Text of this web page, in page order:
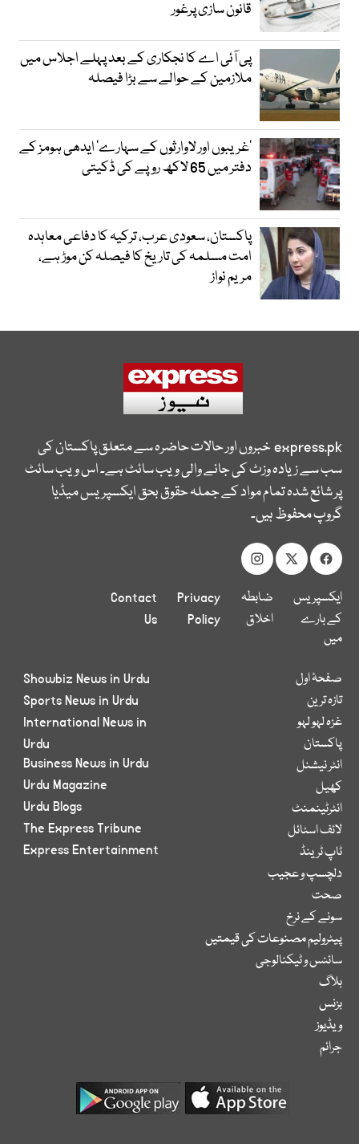
قانون سازی پرغور
پی آئی اے کا نجکاری کے بعد پہلے اجلاس میں
ملازمین کے حوالے سے بڑا فیصلہ
’غریبوں اور لاوارثوں کے سہارے‘ ایدھی ہومز کے
دفتر میں 65 لاکھ روپے کی ڈکیتی
پاکستان، سعودی عرب، ترکیہ کا دفاعی معاہدہ
امت مسلمہ کی تاریخ کا فیصلہ کن موڑ ہے،
مریم نواز
express.pkخبروں اور حالات حاضرہ سے متعلق پاکستان کی
سب سے زیادہ وزٹ کی جانے والی ویب سائٹ ہے۔ اس ویب سائٹ
پر شائع شدہ تمام مواد کے جملہ حقوق بحق ایکسپریس میڈیا
گروپ محفوظ ہیں۔
ایکسپریس
کے بارے
میں
ضابطہ
اخلاق
Privacy
Policy
Contact
Us
صفحۂ اول
تازہ ترین
غزہ لہو لہو
پاکستان
انٹر نیشنل
کھیل
انٹرٹینمنٹ
لائف اسٹائل
ٹاپ ٹرینڈ
دلچسپ و عجیب
صحت
سونے کے نرخ
پیٹرولیم مصنوعات کی قیمتیں
سائنس و ٹیکنالوجی
بلاگ
بزنس
ویڈیوز
جرائم
Showbiz News in Urdu
Sports News in Urdu
International News in
Urdu
Business News in Urdu
Urdu Magazine
Urdu Blogs
The Express Tribune
Express Entertainment